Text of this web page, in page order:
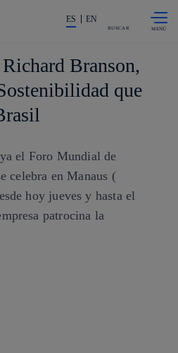
La acción en accionistas e
ES EN
BUSCAR
Branson,
que
el Foro Mundial de
celebra en Manaus (
hoy jueves y hasta el
patrocina la